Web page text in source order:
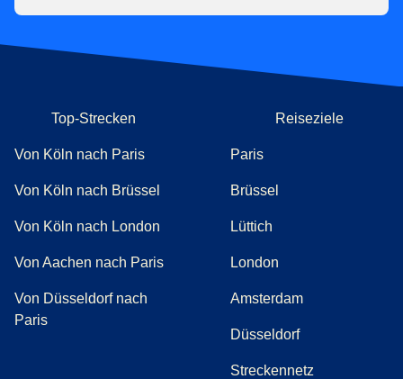
Top-Strecken
Von Köln nach Paris
Von Köln nach Brüssel
Von Köln nach London
Von Aachen nach Paris
Von Düsseldorf nach
Paris
Reiseziele
Paris
Brüssel
Lüttich
London
Amsterdam
Düsseldorf
Streckennetz